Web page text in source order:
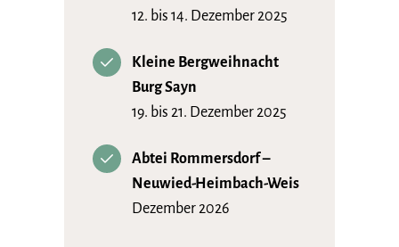
12. bis 14. Dezember 2025
Kleine Bergweihnacht
Burg Sayn
19. bis 21. Dezember 2025
Abtei Rommersdorf –
Neuwied-Heimbach-Weis
Dezember 2026